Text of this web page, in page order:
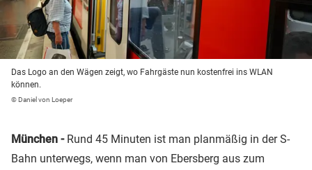
Das Logo an den Wägen zeigt, wo Fahrgäste nun kostenfrei ins WLAN
können.
© Daniel von Loeper
München -Rund 45 Minuten ist man planmäßig in der S-
Bahn unterwegs, wenn man von Ebersberg aus zum